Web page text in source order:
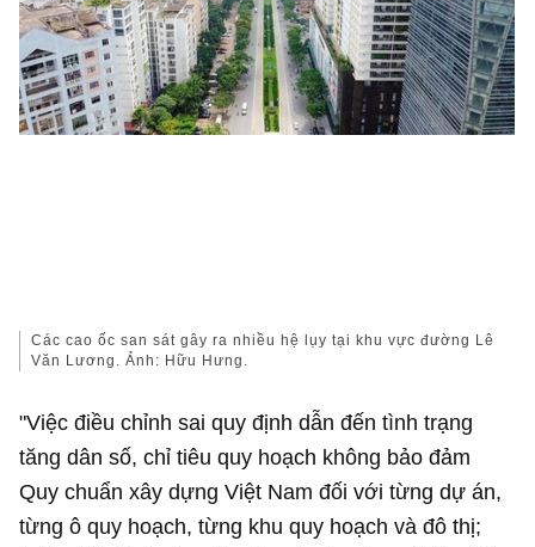
Các cao ốc san sát gây ra nhiều hệ lụy tại khu vực đường Lê
Văn Lương. Ảnh: Hữu Hưng.
"Việc điều chỉnh sai quy định dẫn đến tình trạng
tăng dân số, chỉ tiêu quy hoạch không bảo đảm
Quy chuẩn xây dựng Việt Nam đối với từng dự án,
từng ô quy hoạch, từng khu quy hoạch và đô thị;